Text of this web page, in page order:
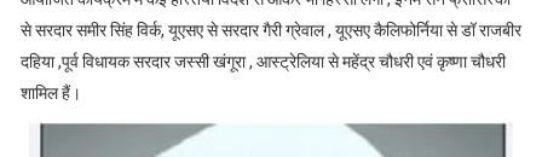
से सरदार समीर सिंह विर्क, यूएसए से सरदार गैरी ग्रेवाल , यूएसए कैलिफोर्निया से डॉ राजबीर
दहिया ,पूर्व विधायक सरदार जस्सी खंगूरा , आस्ट्रेलिया से महेंद्र चौधरी एवं कृष्णा चौधरी
शामिल हैं।